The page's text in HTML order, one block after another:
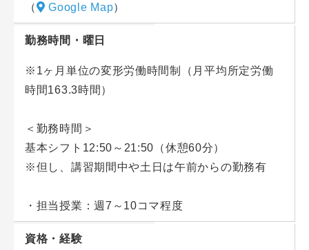
■研修について
研修期間に人が合わせるのでなく、人に研修期間を合
その為、ご経験などによって講師資格取得までの期間
は異なります。
ます。
■キャリアアップ
任者（主管）→部長職（学園長、副学園長）
（
Google Map）
勤務時間・曜日
※1ヶ月単位の変形労働時間制（月平均所定労働
時間163.3時間）
＜勤務時間＞
基本シフト12:50～21:50（休憩60分）
※但し、講習期間中や土日は午前からの勤務有
・担当授業：週7～10コマ程度
資格・経験